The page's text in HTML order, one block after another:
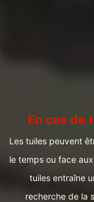
En cas de
Les tuiles peuvent
le temps ou face
tuiles entraîne
recherche de la